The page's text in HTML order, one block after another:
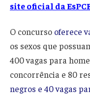
site oficial da
O concurso oferece
os sexos que
400 vagas para
concorrência e 80
negros e 40 vagas